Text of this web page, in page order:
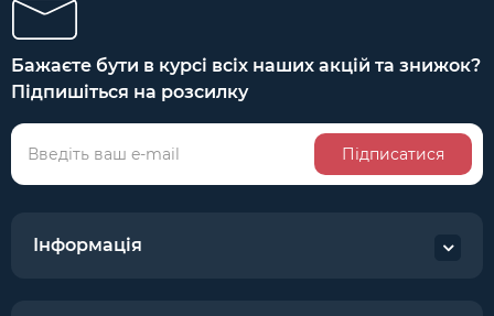
Бажаєте бути в курсі всіх наших акцій та знижок?
Підпишіться на розсилку
Підписатися
Інформація